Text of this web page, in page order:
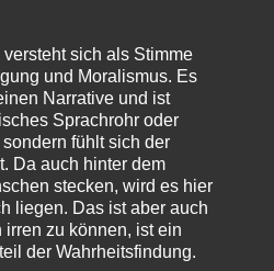
zu:
Schirm, weil ich ihn nicht mehr
durch Marokko
der Bösewicht ist. Dann kann es ja
- das deutsche politische Kabarett ist
sich als Stimme
und Moralismus. Es
Narrative und ist
Sprachrohr oder
fühlt sich der
Da auch hinter dem
stecken, wird es hier
liegen. Das ist aber auch
zu können, ist ein
der Wahrheitsfindung.